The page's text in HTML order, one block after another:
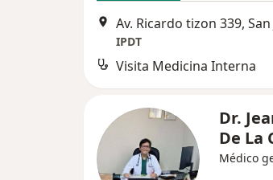
IPDT
Visita Medicina Interna
Dr.
De La
Médico